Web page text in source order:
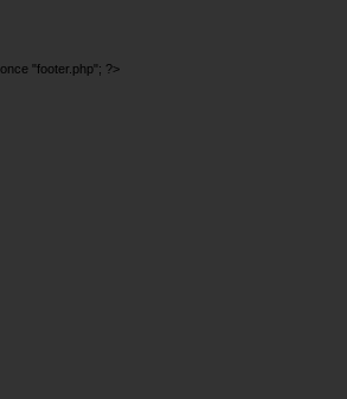
once "footer.php"; ?>